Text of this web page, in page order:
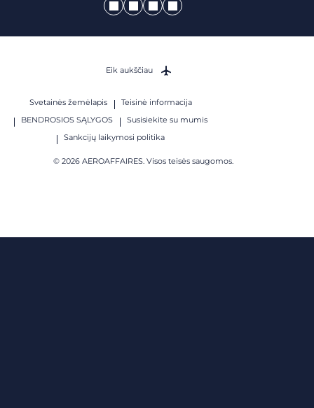
Svetainės žemėlapis
Teisinė informacija
BENDROSIOS SĄLYGOS
Susisiekite su mumis
Sankcijų laikymosi politika
© 2026 AEROAFFAIRES. Visos teisės saugomos.
Eik aukščiau